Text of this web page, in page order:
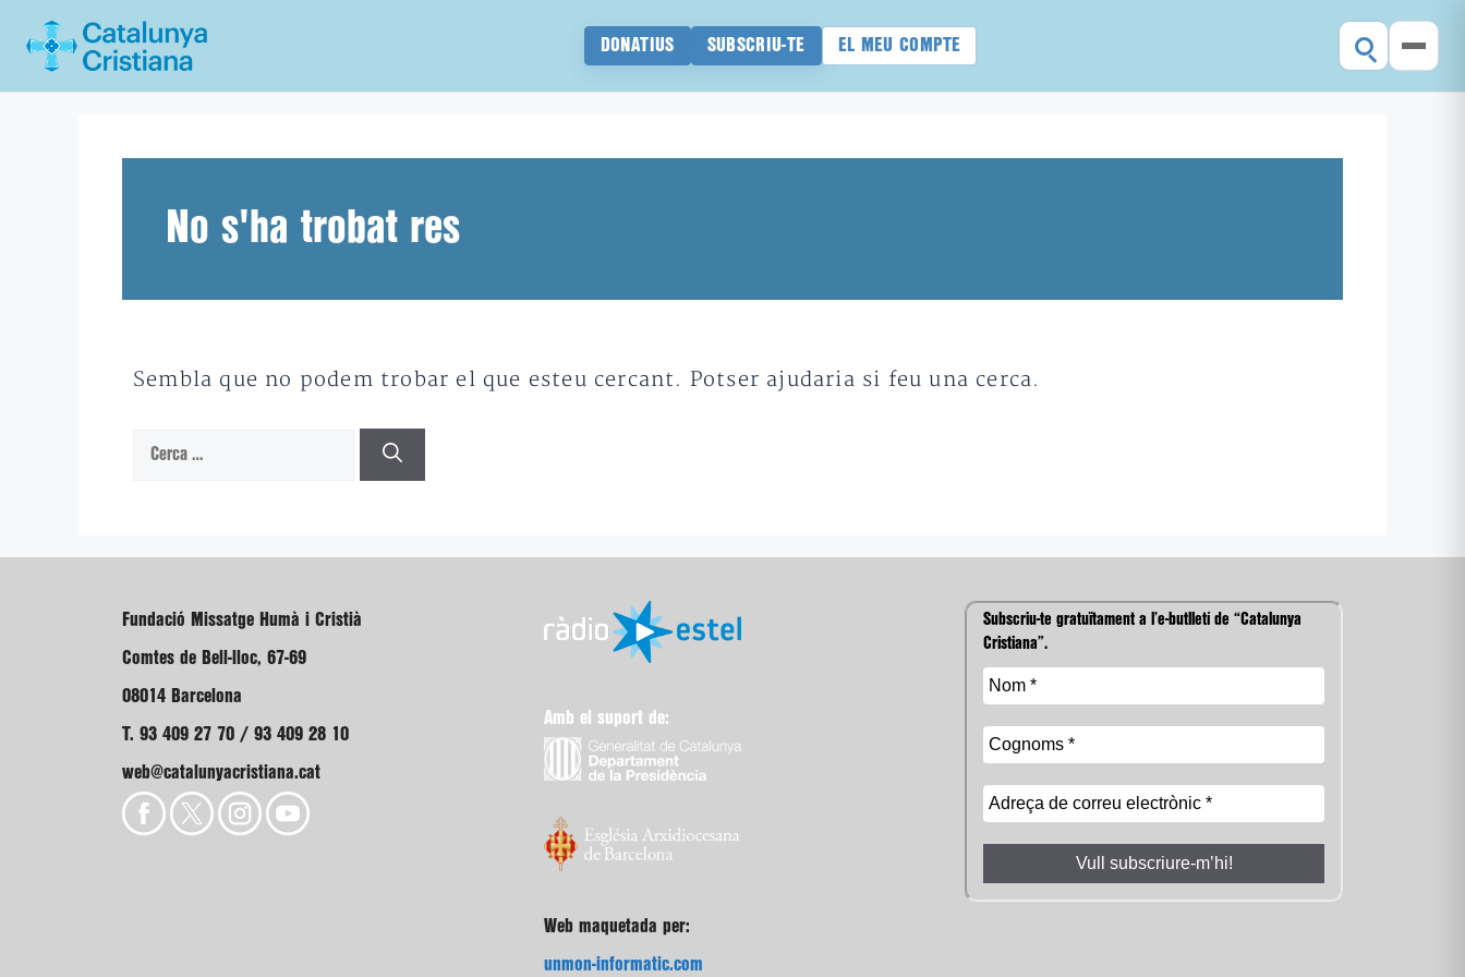
DONATIUS SUBSCRIU-TE EL MEU COMPTE
No s'ha trobat res
Sembla que no podem trobar el que esteu cercant. Potser ajudaria si feu una cerca.
Cerca:
Fundació Missatge Humà i Cristià
Comtes de Bell-lloc, 67-69
08014 Barcelona
T. 93 409 27 70 / 93 409 28 10
web@catalunyacristiana.cat
Amb el suport de:
Web maquetada per:
unmon-informatic.com
Subscriu-te gratuïtament a l’e-butlletí de “Catalunya
Cristiana”.